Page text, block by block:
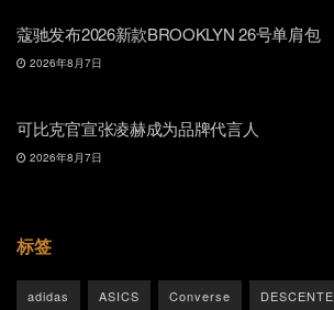
蔻驰发布2026新款BROOKLYN 26号单肩包
2026年8月7日
可比克官宣张凌赫成为品牌代言人
2026年8月7日
标签
adidas ASICS Converse DESCENTE